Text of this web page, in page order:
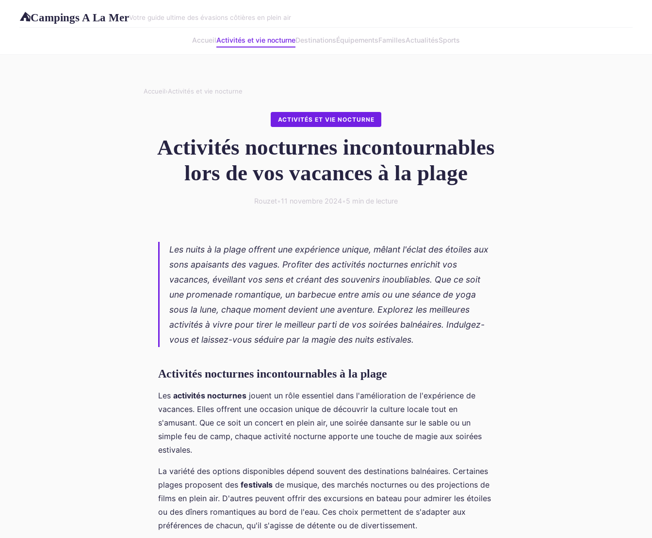
⛺Campings A La MerVotre guide ultime des évasions côtières en plein air
AccueilActivités et vie nocturneDestinationsÉquipementsFamillesActualitésSports
Accueil›Activités et vie nocturne
ACTIVITÉS ET VIE NOCTURNE
Activités nocturnes incontournables
lors de vos vacances à la plage
Rouzet•11 novembre 2024•5 min de lecture
Les nuits à la plage offrent une expérience unique, mêlant l'éclat des étoiles aux
sons apaisants des vagues. Profiter des activités nocturnes enrichit vos
vacances, éveillant vos sens et créant des souvenirs inoubliables. Que ce soit
une promenade romantique, un barbecue entre amis ou une séance de yoga
sous la lune, chaque moment devient une aventure. Explorez les meilleures
activités à vivre pour tirer le meilleur parti de vos soirées balnéaires. Indulgez-
vous et laissez-vous séduire par la magie des nuits estivales.
Activités nocturnes incontournables à la plage
Les activités nocturnes jouent un rôle essentiel dans l'amélioration de l'expérience de
vacances. Elles offrent une occasion unique de découvrir la culture locale tout en
s'amusant. Que ce soit un concert en plein air, une soirée dansante sur le sable ou un
simple feu de camp, chaque activité nocturne apporte une touche de magie aux soirées
estivales.
La variété des options disponibles dépend souvent des destinations balnéaires. Certaines
plages proposent des festivals de musique, des marchés nocturnes ou des projections de
films en plein air. D'autres peuvent offrir des excursions en bateau pour admirer les étoiles
ou des dîners romantiques au bord de l'eau. Ces choix permettent de s'adapter aux
préférences de chacun, qu'il s'agisse de détente ou de divertissement.